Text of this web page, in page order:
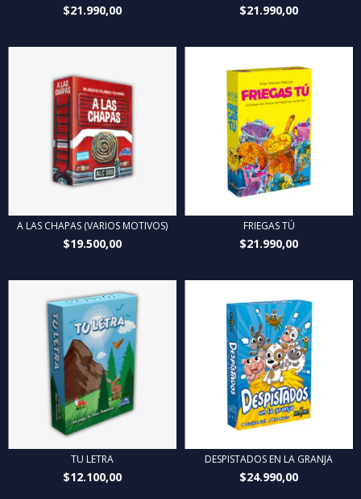
$21.990,00 $21.990,00
A LAS CHAPAS (VARIOS MOTIVOS)
$19.500,00
FRIEGAS TÚ
$21.990,00
TU LETRA
$12.100,00
DESPISTADOS EN LA GRANJA
$24.990,00